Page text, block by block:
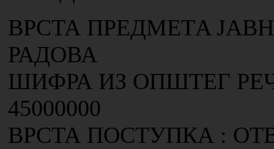
ВРСТА ПРЕДМЕТA
РАДОВА
ШИФРА ИЗ ОПШТЕГ
45000000
ВРСТА ПОСТУПКА :